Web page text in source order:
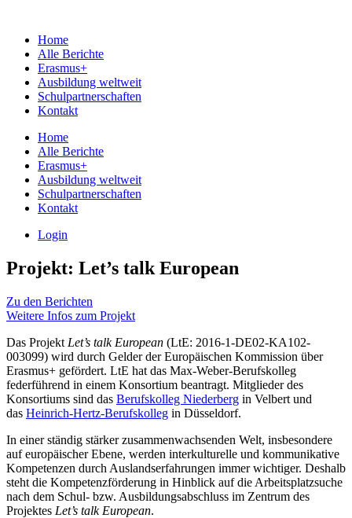
Home
Alle Berichte
Erasmus+
Ausbildung weltweit
Schulpartnerschaften
Kontakt
Home
Alle Berichte
Erasmus+
Ausbildung weltweit
Schulpartnerschaften
Kontakt
Login
Projekt: Let’s talk European
Zu den Berichten
Weitere Infos zum Projekt
Das Projekt Let’s talk European (LtE: 2016-1-DE02-KA102-
003099) wird durch Gelder der Europäischen Kommission über
Erasmus+ gefördert. LtE hat das Max-Weber-Berufskolleg
federführend in einem Konsortium beantragt. Mitglieder des
Konsortiums sind das Berufskolleg Niederberg in Velbert und
das Heinrich-Hertz-Berufskolleg in Düsseldorf.
In einer ständig stärker zusammenwachsenden Welt, insbesondere
auf europäischer Ebene, werden interkulturelle und kommunikative
Kompetenzen durch Auslandserfahrungen immer wichtiger. Deshalb
steht die Kompetenzförderung in Hinblick auf die Arbeitsplatzsuche
nach dem Schul- bzw. Ausbildungsabschluss im Zentrum des
Projektes Let’s talk European.